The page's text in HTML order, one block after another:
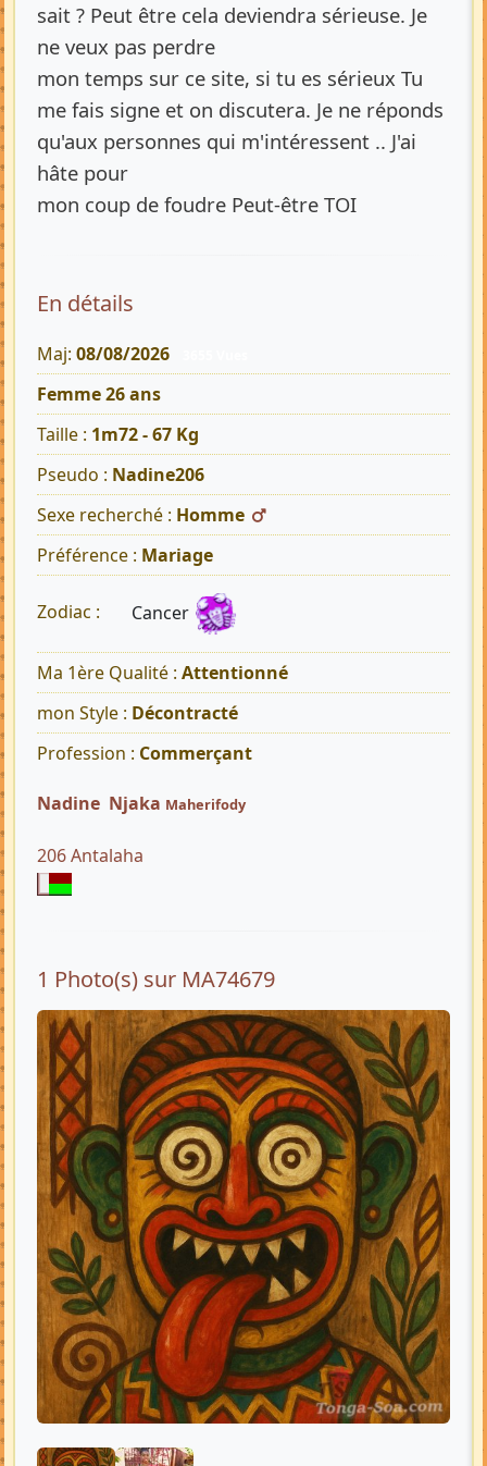
sait ? Peut être cela deviendra sérieuse. Je
ne veux pas perdre
mon temps sur ce site, si tu es sérieux Tu
me fais signe et on discutera. Je ne réponds
qu'aux personnes qui m'intéressent .. J'ai
hâte pour
mon coup de foudre Peut-être TOI
En détails
Maj: 08/08/2026
Femme 26 ans
Taille : 1m72 - 67 Kg
Pseudo : Nadine206
Sexe recherché : Homme
Préférence : Mariage
Zodiac : Cancer
Ma 1ère Qualité : Attentionné
mon Style : Décontracté
Profession : Commerçant
Nadine Njaka Maherifody
206 Antalaha
1 Photo(s) sur MA74679